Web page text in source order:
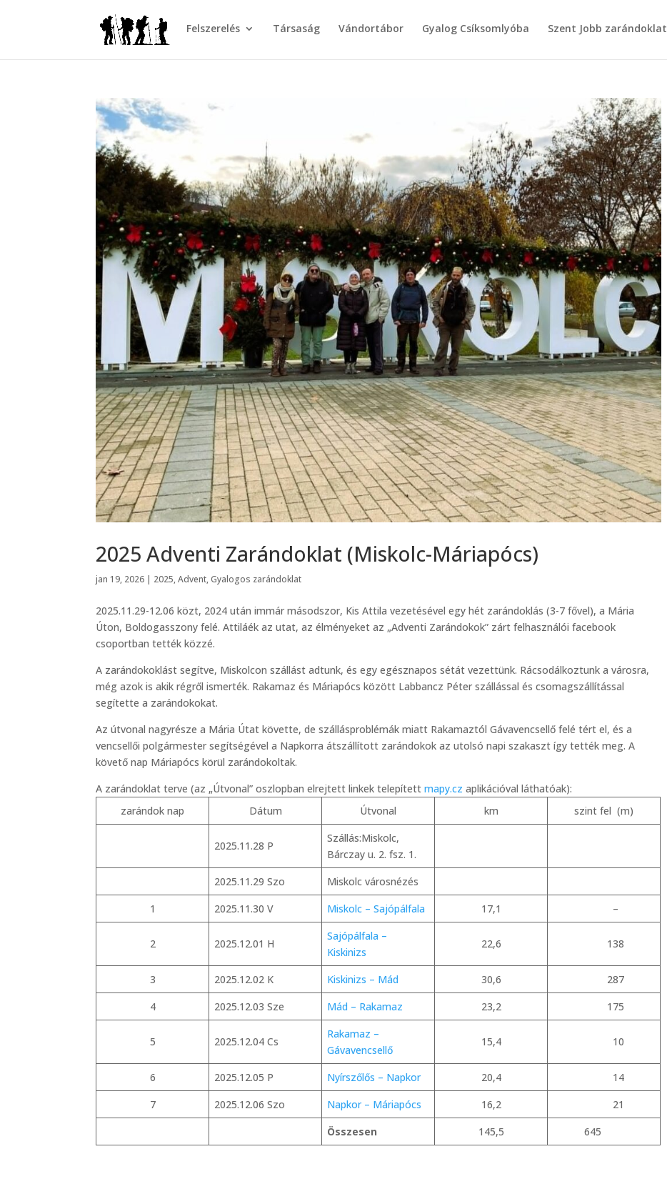
Felszerelés Társaság Vándortábor Gyalog Csíksomlyóba Szent Jobb zarándoklat
2025 Adventi Zarándoklat (Miskolc-Máriapócs)
jan 19, 2026 | 2025,Advent,Gyalogos zarándoklat
2025.11.29-12.06 közt, 2024 után immár másodszor, Kis Attila vezetésével egy hét zarándoklás (3-7 fővel), a Mária
Úton, Boldogasszony felé. Attiláék az utat, az élményeket az „Adventi Zarándokok” zárt felhasználói facebook
csoportban tették közzé.
A zarándokoklást segítve, Miskolcon szállást adtunk, és egy egésznapos sétát vezettünk. Rácsodálkoztunk a városra,
még azok is akik régről ismerték. Rakamaz és Máriapócs között Labbancz Péter szállással és csomagszállítással
segítette a zarándokokat.
Az útvonal nagyrésze a Mária Útat követte, de szállásproblémák miatt Rakamaztól Gávavencsellő felé tért el, és a
vencsellői polgármester segítségével a Napkorra átszállított zarándokok az utolsó napi szakaszt így tették meg. A
követő nap Máriapócs körül zarándokoltak.
A zarándoklat terve (az „Útvonal” oszlopban elrejtett linkek telepítettmapy.cz aplikációval láthatóak):
zarándok nap
Dátum Útvonal km szint fel (m)
2025.11.28 P
Szállás:Miskolc,
Bárczay u. 2. fsz. 1.
2025.11.29 Szo
Miskolc városnézés
1
2025.11.30 V Miskolc – Sajópálfala 17,1 –
2 2025.12.01 H
Sajópálfala –
Kiskinizs
22,6 138
3 2025.12.02 K Kiskinizs – Mád 30,6
287
4
2025.12.03 Sze Mád – Rakamaz 23,2 175
5 2025.12.04 Cs
Rakamaz –
Gávavencsellő
15,4 10
6 2025.12.05 P Nyírszőlős – Napkor 20,4
14
7
2025.12.06 Szo Napkor – Máriapócs 16,2
21
Összesen
145,5 645